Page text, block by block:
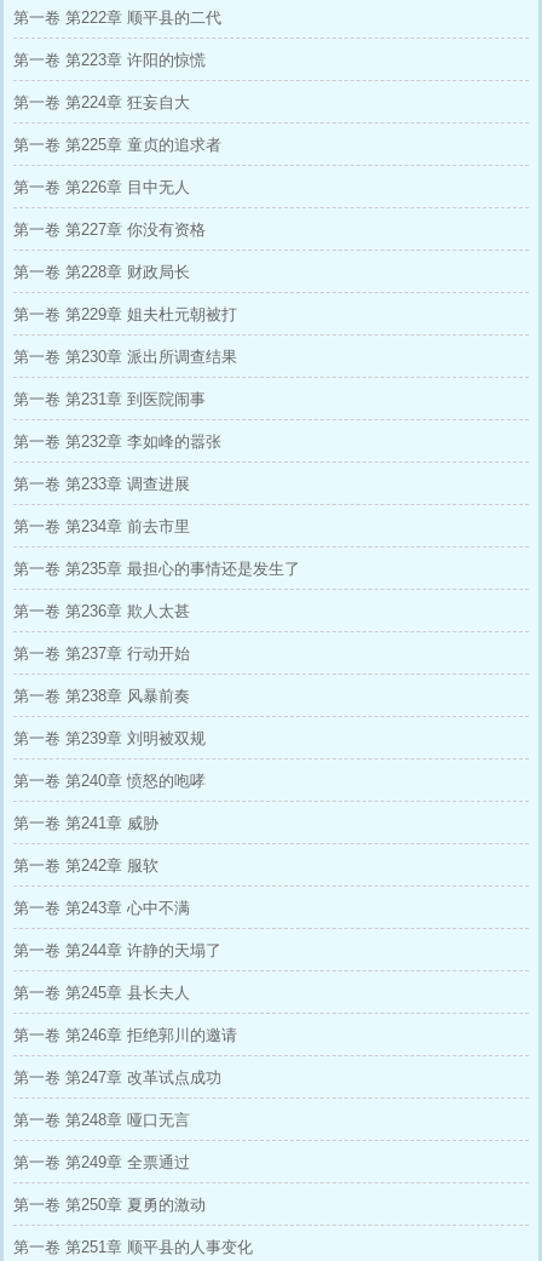
第一卷 第222章 顺平县的二代
第一卷 第223章 许阳的惊慌
第一卷 第224章 狂妄自大
第一卷 第225章 童贞的追求者
第一卷 第226章 目中无人
第一卷 第227章 你没有资格
第一卷 第228章 财政局长
第一卷 第229章 姐夫杜元朝被打
第一卷 第230章 派出所调查结果
第一卷 第231章 到医院闹事
第一卷 第232章 李如峰的嚣张
第一卷 第233章 调查进展
第一卷 第234章 前去市里
第一卷 第235章 最担心的事情还是发生了
第一卷 第236章 欺人太甚
第一卷 第237章 行动开始
第一卷 第238章 风暴前奏
第一卷 第239章 刘明被双规
第一卷 第240章 愤怒的咆哮
第一卷 第241章 威胁
第一卷 第242章 服软
第一卷 第243章 心中不满
第一卷 第244章 许静的天塌了
第一卷 第245章 县长夫人
第一卷 第246章 拒绝郭川的邀请
第一卷 第247章 改革试点成功
第一卷 第248章 哑口无言
第一卷 第249章 全票通过
第一卷 第250章 夏勇的激动
第一卷 第251章 顺平县的人事变化